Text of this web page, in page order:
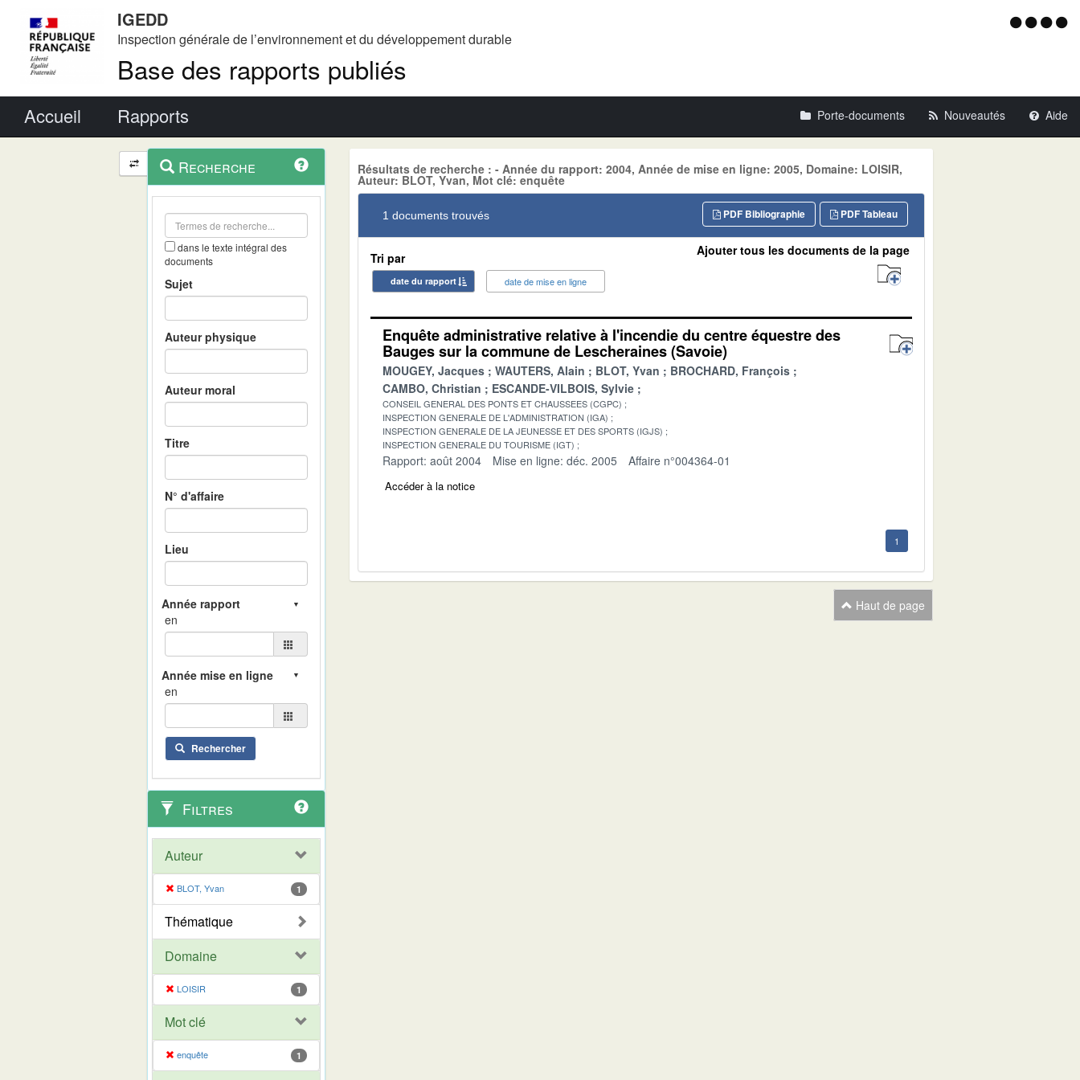
IGEDD
Inspection générale de l’environnement et du développement durable
Base des rapports publiés
Menu
Accueil Rapports Porte-documents Nouveautés Aide
Navigation
et
outils
contextuel
Recherche
dans le texte intégral des
documents
Sujet
Auteur physique
Auteur moral
Titre
N° d'affaire
Lieu
en
en
Rechercher
Filtres
Auteur
BLOT, Yvan 1
Thématique
Domaine
LOISIR 1
Mot clé
enquête 1
Résultats de recherche : - Année du rapport: 2004, Année de mise en ligne: 2005, Domaine: LOISIR,
Auteur: BLOT, Yvan, Mot clé: enquête
1 documents trouvés PDF Tableau
PDF Bibliographie
Tri par
date du rapport date de mise en ligne
Ajouter tous les documents de la page
Enquête administrative relative à l'incendie du centre équestre des
Bauges sur la commune de Lescheraines (Savoie)
MOUGEY, Jacques WAUTERS, Alain BLOT, Yvan
BROCHARD, François
CAMBO, Christian
ESCANDE-VILBOIS, Sylvie
CONSEIL GENERAL DES PONTS ET CHAUSSEES (CGPC)
INSPECTION GENERALE DE L'ADMINISTRATION (IGA)
INSPECTION GENERALE DE LA JEUNESSE ET DES SPORTS (IGJS)
INSPECTION GENERALE DU TOURISME (IGT)
Rapport: août 2004 Mise en ligne: déc. 2005 Affaire n°004364-01
Accéder à la notice
1
Haut de page